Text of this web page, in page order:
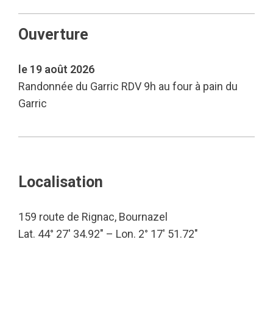
Ouverture
le 19 août 2026
Randonnée du Garric RDV 9h au four à pain du
Garric
Localisation
159 route de Rignac, Bournazel
Lat. 44° 27′ 34.92″ – Lon. 2° 17′ 51.72″